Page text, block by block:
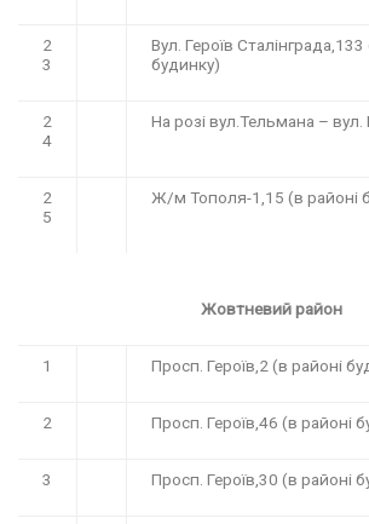
2
3
Вул. Героїв
будинку)
2
4
На розі вул.Тельмана – вул.
2
5
Ж/м Тополя-1,15 (в районі
Жовтневий район
1 Просп. Героїв,2 (в районі
2 Просп. Героїв,46 (в районі
3 Просп. Героїв,30 (в районі